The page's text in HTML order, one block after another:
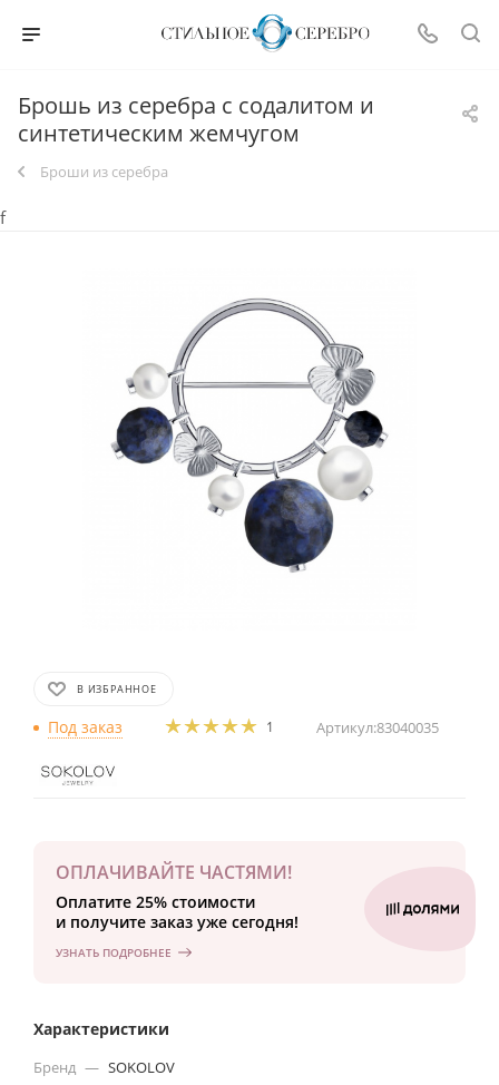
Брошь из серебра с содалитом и
синтетическим жемчугом
Броши из серебра
f
В ИЗБРАННОЕ
Под заказ 1 Артикул:83040035
ОПЛАЧИВАЙТЕ ЧАСТЯМИ!
Оплатите 25% стоимости
и получите заказ уже сегодня!
УЗНАТЬ ПОДРОБНЕЕ
Характеристики
Бренд — SOKOLOV